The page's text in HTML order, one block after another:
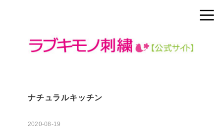
ナチュラルキッチン
2020-08-19